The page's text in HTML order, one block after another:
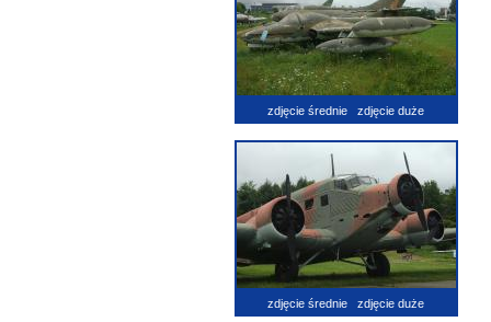
zdjęcie średnie zdjęcie duże
zdjęcie średnie zdjęcie duże